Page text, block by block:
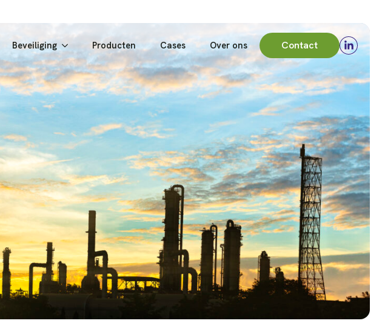
Beveiliging Producten Cases Over ons Contact